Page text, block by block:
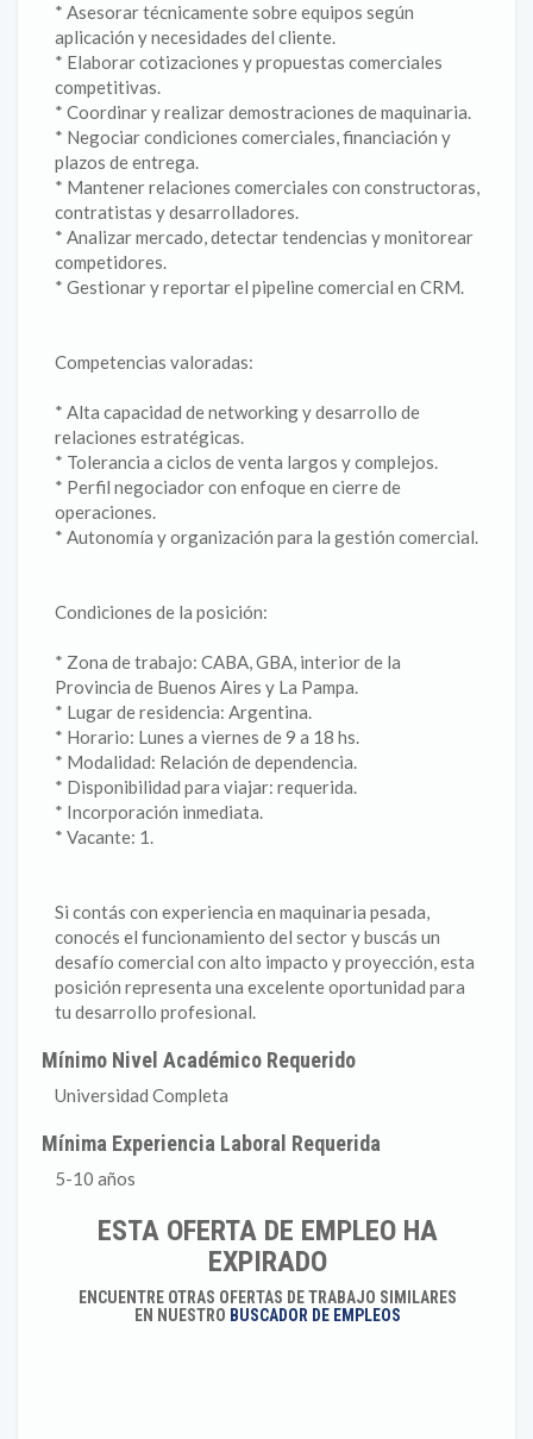
* Asesorar técnicamente sobre equipos según
aplicación y necesidades del cliente.
* Elaborar cotizaciones y propuestas comerciales
competitivas.
* Coordinar y realizar demostraciones de maquinaria.
* Negociar condiciones comerciales, financiación y
plazos de entrega.
* Mantener relaciones comerciales con constructoras,
contratistas y desarrolladores.
* Analizar mercado, detectar tendencias y monitorear
competidores.
* Gestionar y reportar el pipeline comercial en CRM.
Competencias valoradas:
* Alta capacidad de networking y desarrollo de
relaciones estratégicas.
* Tolerancia a ciclos de venta largos y complejos.
* Perfil negociador con enfoque en cierre de
operaciones.
* Autonomía y organización para la gestión comercial.
Condiciones de la posición:
* Zona de trabajo: CABA, GBA, interior de la
Provincia de Buenos Aires y La Pampa.
* Lugar de residencia: Argentina.
* Horario: Lunes a viernes de 9 a 18 hs.
* Modalidad: Relación de dependencia.
* Disponibilidad para viajar: requerida.
* Incorporación inmediata.
* Vacante: 1.
Si contás con experiencia en maquinaria pesada,
conocés el funcionamiento del sector y buscás un
desafío comercial con alto impacto y proyección, esta
posición representa una excelente oportunidad para
tu desarrollo profesional.
Mínimo Nivel Académico Requerido
Universidad Completa
Mínima Experiencia Laboral Requerida
5-10 años
ESTA OFERTA DE EMPLEO HA
EXPIRADO
ENCUENTRE OTRAS OFERTAS DE TRABAJO SIMILARES
EN NUESTRO BUSCADOR DE EMPLEOS